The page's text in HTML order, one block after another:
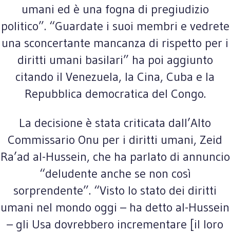
umani ed è una fogna di pregiudizio
politico”. “Guardate i suoi membri e vedrete
una sconcertante mancanza di rispetto per i
diritti umani basilari” ha poi aggiunto
citando il Venezuela, la Cina, Cuba e la
Repubblica democratica del Congo.
La decisione è stata criticata dall’Alto
Commissario Onu per i diritti umani, Zeid
Ra’ad al-Hussein, che ha parlato di annuncio
“deludente anche se non così
sorprendente”. “Visto lo stato dei diritti
umani nel mondo oggi – ha detto al-Hussein
– gli Usa dovrebbero incrementare [il loro